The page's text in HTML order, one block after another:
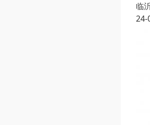
临
24-